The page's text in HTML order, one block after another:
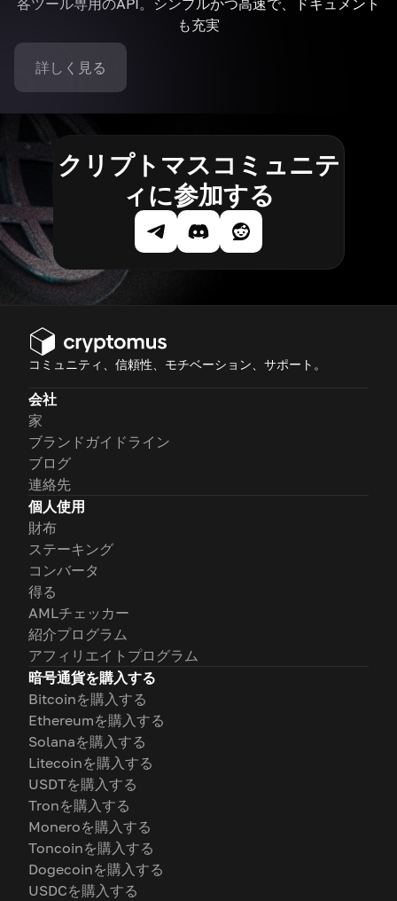
各ツール専用のAPI。シンプルかつ高速で、ドキュメント
も充実
詳しく見る
クリプトマスコミュニテ
ィに参加する
コミュニティ、信頼性、モチベーション、サポート。
会社
家
ブランドガイドライン
ブログ
連絡先
個人使用
財布
ステーキング
コンバータ
得る
AMLチェッカー
紹介プログラム
アフィリエイトプログラム
暗号通貨を購入する
Bitcoinを購入する
Ethereumを購入する
Solanaを購入する
Litecoinを購入する
USDTを購入する
Tronを購入する
Moneroを購入する
Toncoinを購入する
Dogecoinを購入する
USDCを購入する